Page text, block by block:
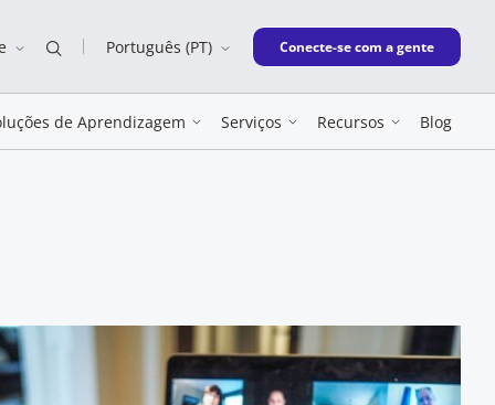
Português (PT) New window
Conecte-se com a gente
de Aprendizagem Serviços Recursos Blog